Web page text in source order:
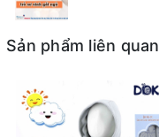
Sản phẩm liên quan